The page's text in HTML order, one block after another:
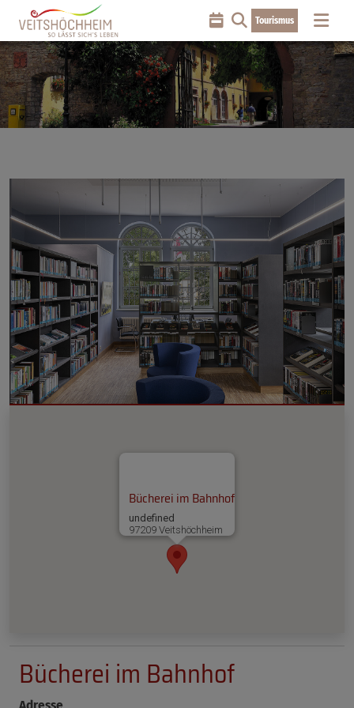
Tourismus
Bücherei im Bahnhof
undefined
97209 Veitshöchheim
Bücherei im Bahnhof